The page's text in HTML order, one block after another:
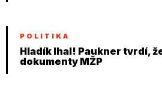
POLITIKA
Hladík lhal! Paukner tvrdí,
dokumenty MŽP